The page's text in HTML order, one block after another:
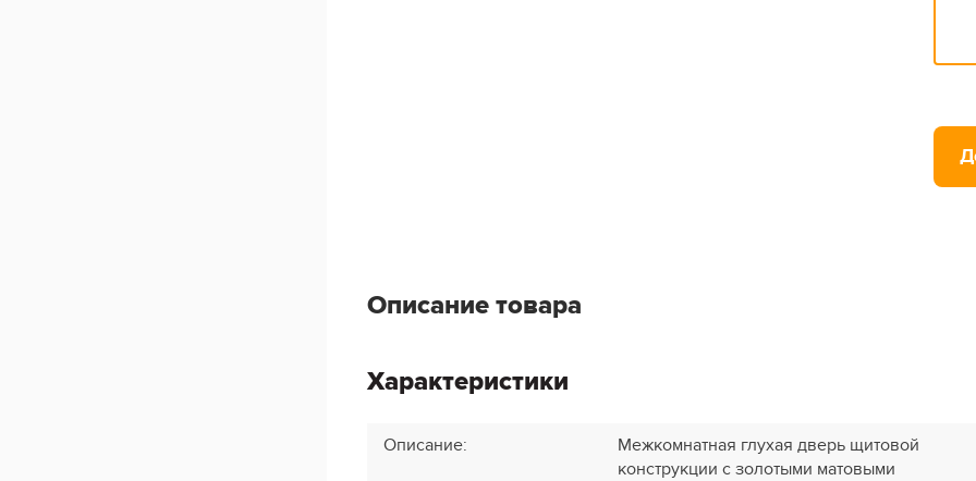
Описание товара
Характеристики
Описание:
Межкомнатная глухая дверь щитовой
конструкции с золотыми матовыми